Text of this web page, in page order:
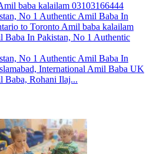
baba kalailam 03103166444
No 1 Authentic Amil Baba In
to Toronto Amil baba kalailam
In Pakistan, No 1 Authentic
No 1 Authentic Amil Baba In
International Amil Baba UK
Baba, Rohani Ilaj...